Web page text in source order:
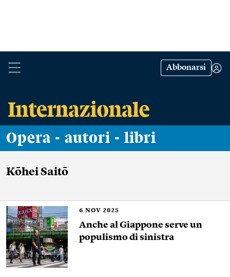
Abbonarsi
Opera - autori - libri
Kōhei Saitō
6 NOV 2025
Anche al Giappone serve un
populismo di sinistra